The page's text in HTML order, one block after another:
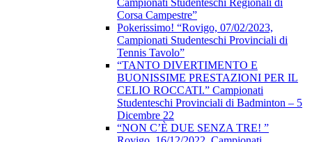
Campionati Studenteschi Regionali di
Corsa Campestre”
Pokerissimo! “Rovigo, 07/02/2023,
Campionati Studenteschi Provinciali di
Tennis Tavolo”
“TANTO DIVERTIMENTO E
BUONISSIME PRESTAZIONI PER IL
CELIO ROCCATI.” Campionati
Studenteschi Provinciali di Badminton – 5
Dicembre 22
“NON C’È DUE SENZA TRE! ”